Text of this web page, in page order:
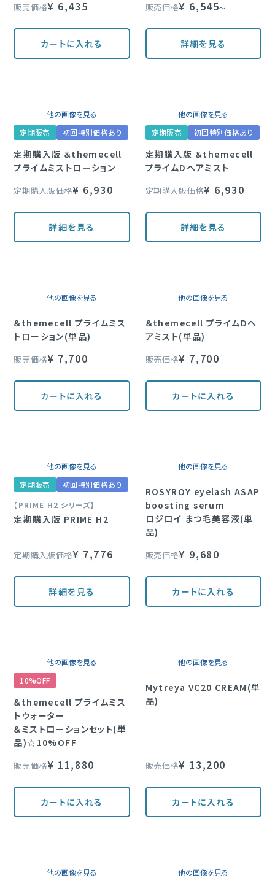
販売価格¥ 6,435
カートに入れる
販売価格¥ 6,545〜
詳細を見る
他の画像を見る
定期販売
初回特別価格あり
定期購入版 ＆themecell
プライムミストローション
定期購入版価格¥ 6,930
詳細を見る
他の画像を見る
定期販売
初回特別価格あり
定期購入版 ＆themecell
プライムDヘアミスト
定期購入版価格¥ 6,930
詳細を見る
他の画像を見る
＆themecell プライムミス
トローション(単品)
販売価格¥ 7,700
カートに入れる
他の画像を見る
＆themecell プライムDヘ
アミスト(単品)
販売価格¥ 7,700
カートに入れる
他の画像を見る
定期販売
初回特別価格あり
【PRIME H2 シリーズ】
定期購入版 PRIME H2
定期購入版価格¥ 7,776
詳細を見る
他の画像を見る
ROSYROY eyelash ASAP
boosting serum
ロジロイ まつ毛美容液(単
品)
販売価格¥ 9,680
カートに入れる
他の画像を見る
10%OFF
＆themecell プライムミス
トウォーター
＆ミストローションセット(単
品)☆10%OFF
販売価格¥ 11,880
カートに入れる
他の画像を見る
Mytreya VC20 CREAM(単
品)
販売価格¥ 13,200
カートに入れる
他の画像を見る
他の画像を見る